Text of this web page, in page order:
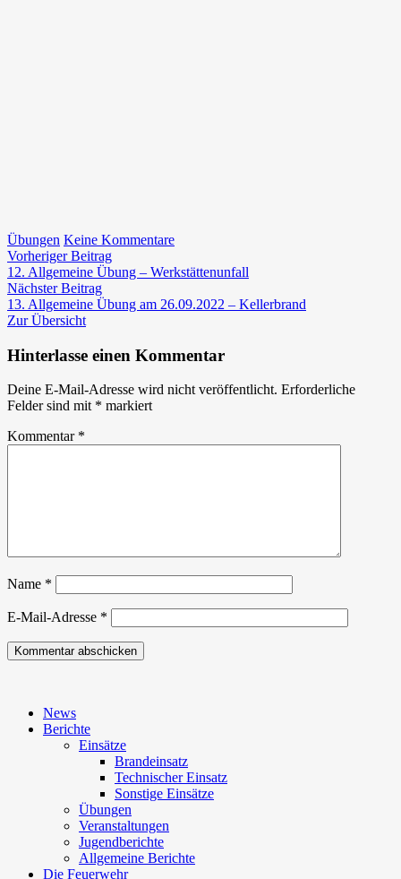
Übungen Keine Kommentarezu
(GAB)
in
Beitragsnavigation
Vorheriger BeitragVorheriger
Beitrag:
12. Allgemeine Übung – Werkstättenunfall
Nächster BeitragNächster
Beitrag:
13. Allgemeine Übung am 26.09.2022 – Kellerbrand
Zur Übersicht
Hinterlasse einen Kommentar
Deine E-Mail-Adresse wird nicht veröffentlicht. Erforderliche
Felder sind mit * markiert
Kommentar *
Name *
E-Mail-Adresse *
News
Berichte
Einsätze
Brandeinsatz
Technischer Einsatz
Sonstige Einsätze
Übungen
Veranstaltungen
Jugendberichte
Allgemeine Berichte
Die Feuerwehr